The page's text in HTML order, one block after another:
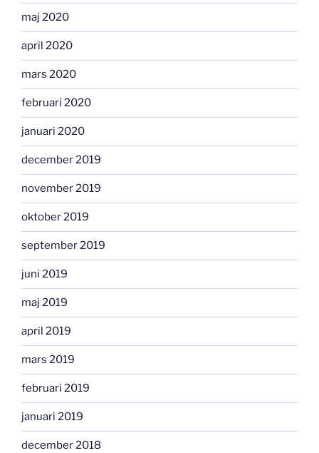
maj 2020
april 2020
mars 2020
februari 2020
januari 2020
december 2019
november 2019
oktober 2019
september 2019
juni 2019
maj 2019
april 2019
mars 2019
februari 2019
januari 2019
december 2018